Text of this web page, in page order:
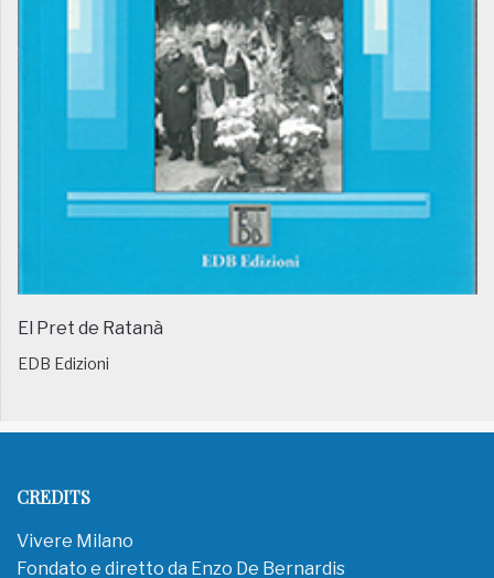
El Pret de Ratanà
EDB Edizioni
CREDITS
Vivere Milano
Fondato e diretto da Enzo De Bernardis